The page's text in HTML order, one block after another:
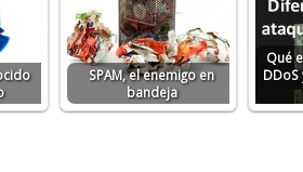
SPAM, el enemigo en
bandeja
Qué